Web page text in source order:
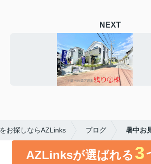
NEXT
お探しならAZLinks ブログ 暑中お
AZLinksが選ばれる 3